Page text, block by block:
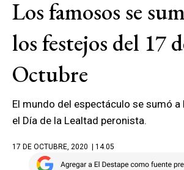
Los famosos se
los festejos del 17
Octubre
El mundo del espectáculo se sumó
el Día de la Lealtad peronista.
17 DE OCTUBRE, 2020 | 14.05